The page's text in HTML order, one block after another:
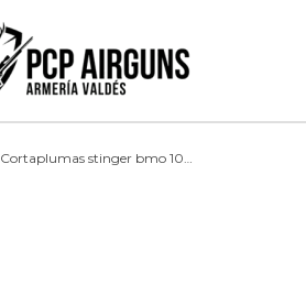
Cortaplumas stinger bmo 10641